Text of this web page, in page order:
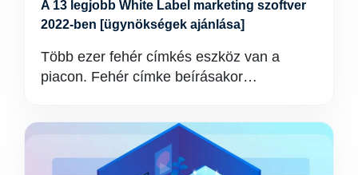
A 13 legjobb White Label marketing szoftver
2022-ben [ügynökségek ajánlása]
Több ezer fehér címkés eszköz van a
piacon. Fehér címke beírásakor…